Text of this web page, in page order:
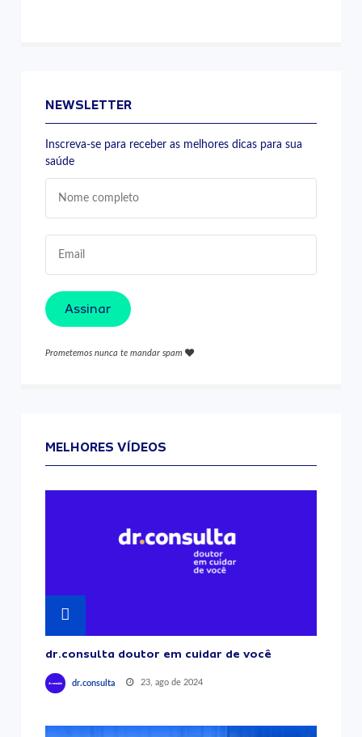
NEWSLETTER
Inscreva-se para receber as melhores dicas para sua
saúde
Assinar
Prometemos nunca te mandar spam
MELHORES VÍDEOS
dr.consulta doutor em cuidar de você
dr.consulta 23, ago de 2024